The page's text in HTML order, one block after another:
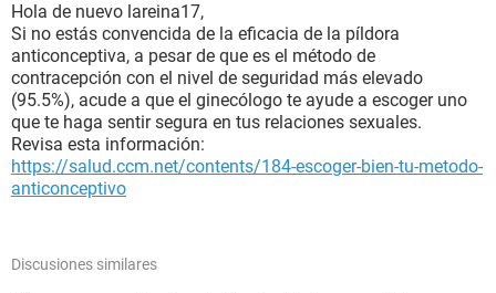
Hola de nuevo lareina17,
Si no estás convencida de la eficacia de la píldora
anticonceptiva, a pesar de que es el método de
contracepción con el nivel de seguridad más elevado
(95.5%), acude a que el ginecólogo te ayude a escoger uno
que te haga sentir segura en tus relaciones sexuales.
Revisa esta información:
https://salud.ccm.net/contents/184-escoger-bien-tu-metodo-
anticonceptivo
Discusiones similares